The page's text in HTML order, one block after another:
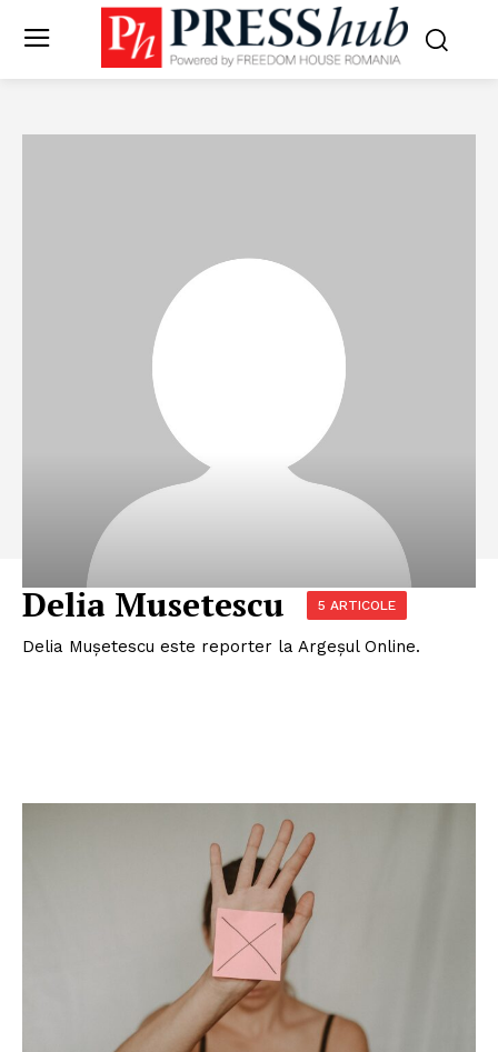
Delia Musetescu 5 ARTICOLE
Delia Mușetescu este reporter la Argeșul Online.